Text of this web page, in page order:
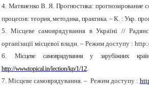
4. Матвиенко В. Я. Прогностика: прогнозирование
процесов: теория, методика, практика. – К. : Укр.
5. Місцеве самоврядування в Україні //
організації місцевої влади. – Режим доступу :
6. Місцеве самоврядування у зарубіжних
http://www.topical.in/lection/kp/1/12.
7. Місцеве самоврядування. – Режим доступу :